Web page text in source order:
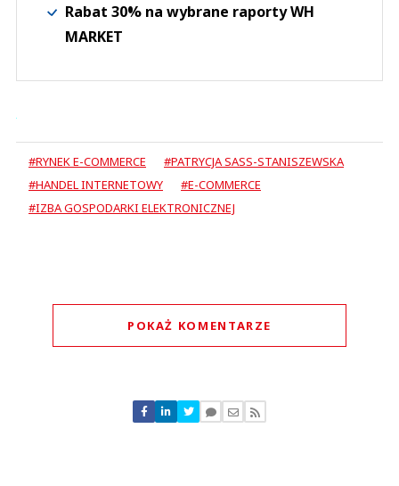
Rabat 30% na wybrane raporty WH
MARKET
#RYNEK E-COMMERCE
#PATRYCJA SASS-STANISZEWSKA
#HANDEL INTERNETOWY
#E-COMMERCE
#IZBA GOSPODARKI ELEKTRONICZNEJ
POKAŻ KOMENTARZE
Nie znaleziono komentarzy
Zostaw swoje komentarze